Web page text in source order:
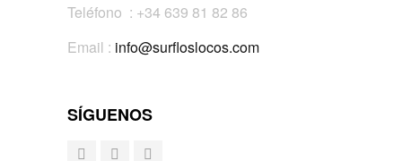
Teléfono : +34 639 81 82 86
Email : info@surfloslocos.com
SÍGUENOS